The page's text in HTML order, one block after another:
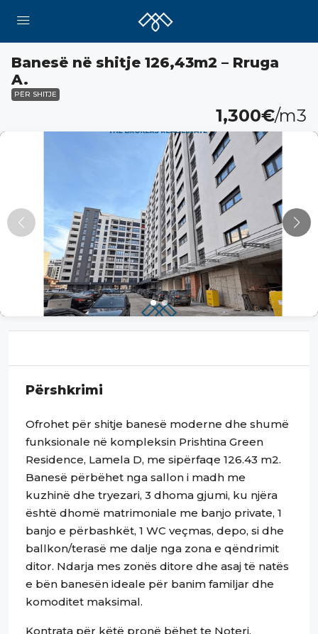
Banesë në shitje 126,43m2 – Rruga
A.
PËR SHITJE
1,300€/m3
Përshkrimi
Ofrohet për shitje banesë moderne dhe shumë
funksionale në kompleksin Prishtina Green
Residence, Lamela D, me sipërfaqe 126.43 m2.
Banesë përbëhet nga sallon i madh me
kuzhinë dhe tryezari, 3 dhoma gjumi, ku njëra
është dhomë matrimoniale me banjo private, 1
banjo e përbashkët, 1 WC veçmas, depo, si dhe
ballkon/terasë me dalje nga zona e qëndrimit
ditor. Ndarja mes zonës ditore dhe asaj të natës
e bën banesën ideale për banim familjar dhe
komoditet maksimal.
Kontrata për këtë pronë bëhet te Noteri.